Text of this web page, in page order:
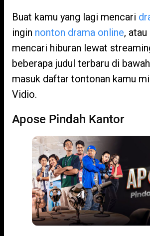
Buat kamu yang lagi mencari
ingin nonton drama online,
mencari hiburan lewat
beberapa judul terbaru di
masuk daftar tontonan kamu
Vidio.
Apose Pindah Kantor